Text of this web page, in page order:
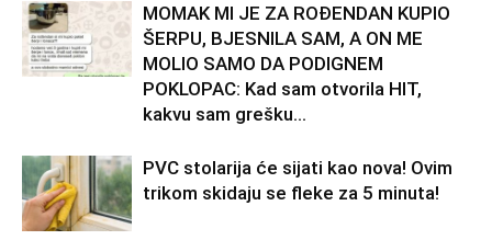
MOMAK MI JE ZA ROĐENDAN KUPIO
ŠERPU, BJESNILA SAM, A ON ME
MOLIO SAMO DA PODIGNEM
POKLOPAC: Kad sam otvorila HIT,
kakvu sam grešku...
PVC stolarija će sijati kao nova! Ovim
trikom skidaju se fleke za 5 minuta!